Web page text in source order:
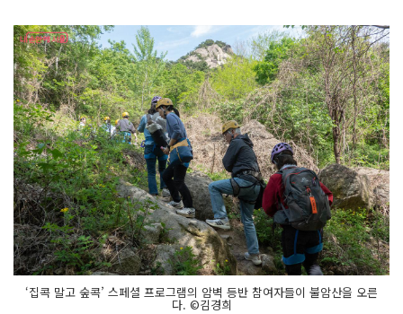
로
~
서
울
둘
레
길 1
인
가
구 청
년 프
로
그
램
암
벽 등
반 체
험
을 위
한 기
본 장
‘집콕 말고 숲콕’ 스페셜 프로그램의 암벽 등반 참여자들이 불암산을 오른
다. ©김경희